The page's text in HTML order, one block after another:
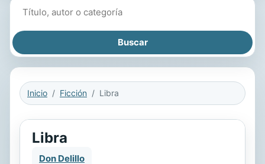
Inicio Ficción Libra
Libra
Don Delillo